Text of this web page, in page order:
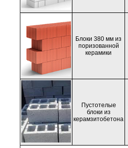
Блоки 380 мм из
поризованной
керамики
Пустотелые
блоки из
керамзитобетона